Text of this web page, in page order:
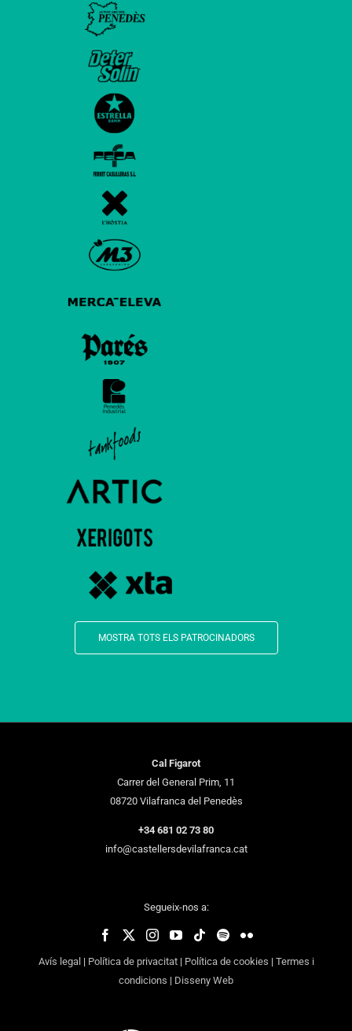
MOSTRA TOTS ELS PATROCINADORS
Cal Figarot
Carrer del General Prim, 11
08720 Vilafranca del Penedès
+34 681 02 73 80
info@castellersdevilafranca.cat
Segueix-nos a:
Avís legal | Política de privacitat| Política de cookies | Termes i
condicions | Disseny Web